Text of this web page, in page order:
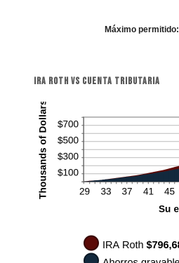
Máximo permitido:
IRA Roth vs Cuenta Tributaria